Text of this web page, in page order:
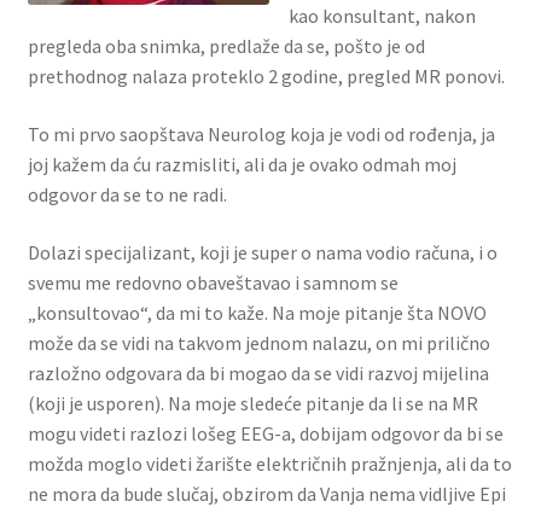
kao konsultant, nakon
pregleda oba snimka, predlaže da se, pošto je od
prethodnog nalaza proteklo 2 godine, pregled MR ponovi.
To mi prvo saopštava Neurolog koja je vodi od rođenja, ja
joj kažem da ću razmisliti, ali da je ovako odmah moj
odgovor da se to ne radi.
Dolazi specijalizant, koji je super o nama vodio računa, i o
svemu me redovno obaveštavao i samnom se
„konsultovao“, da mi to kaže. Na moje pitanje šta NOVO
može da se vidi na takvom jednom nalazu, on mi prilično
razložno odgovara da bi mogao da se vidi razvoj mijelina
(koji je usporen). Na moje sledeće pitanje da li se na MR
mogu videti razlozi lošeg EEG-a, dobijam odgovor da bi se
možda moglo videti žarište električnih pražnjenja, ali da to
ne mora da bude slučaj, obzirom da Vanja nema vidljive Epi